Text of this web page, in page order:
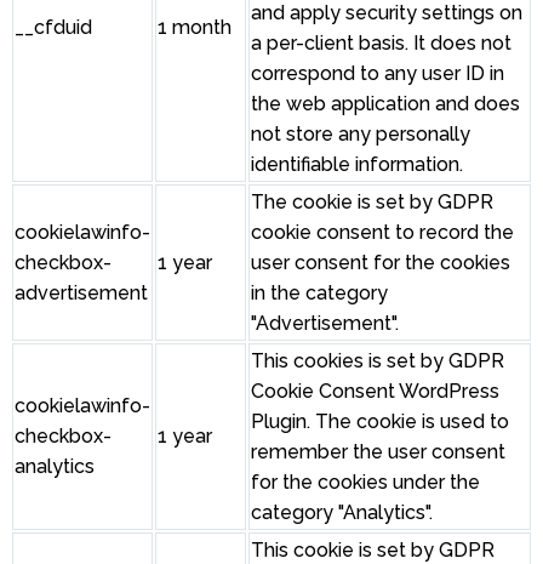
__cfduid 1 month
and apply security settings on
a per-client basis. It does not
correspond to any user ID in
the web application and does
not store any personally
identifiable information.
cookielawinfo-
checkbox-
advertisement
1 year
The cookie is set by GDPR
cookie consent to record the
user consent for the cookies
in the category
"Advertisement".
cookielawinfo-
checkbox-
analytics
1 year
This cookies is set by GDPR
Cookie Consent WordPress
Plugin. The cookie is used to
remember the user consent
for the cookies under the
category "Analytics".
This cookie is set by GDPR